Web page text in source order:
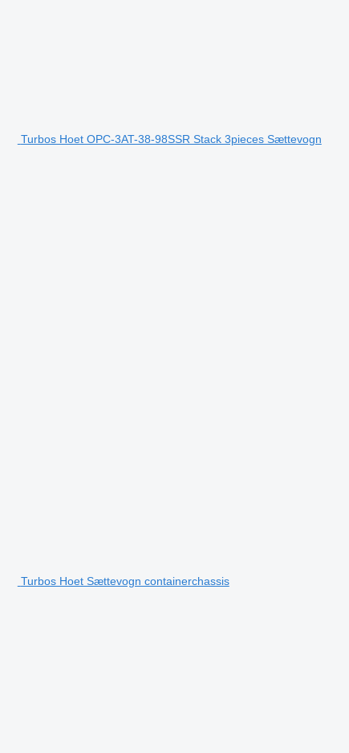
Turbos Hoet OPC-3AT-38-98SSR Stack 3pieces Sættevogn
Turbos Hoet Sættevogn containerchassis